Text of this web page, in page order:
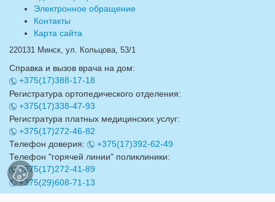
Электронное обращение
Контакты
Карта сайта
220131 Минск, ул. Кольцова, 53/1
Справка и вызов врача на дом:
+375(17)388-17-18
Регистратура ортопедического отделения:
+375(17)338-47-93
Регистратура платных медицинских услуг:
+375(17)272-46-82
Телефон доверия:
+375(17)392-62-49
Телефон "горячей линии" поликлиники:
+375(17)272-41-89
+375(29)608-71-13